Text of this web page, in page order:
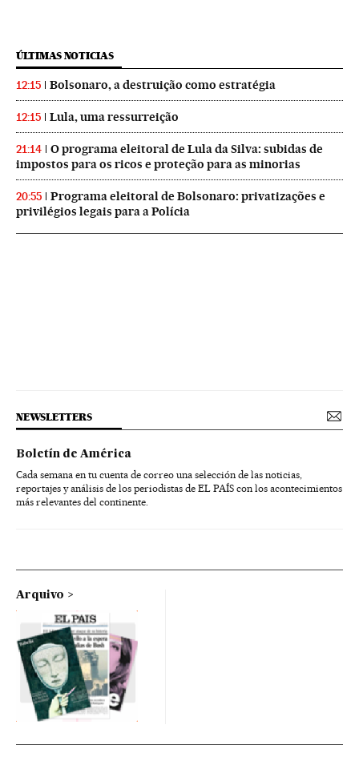
ÚLTIMAS NOTICIAS
12:15 Bolsonaro, a destruição como estratégia
12:15 Lula, uma ressurreição
21:14
O programa eleitoral de Lula da Silva: subidas de
impostos para os ricos e proteção para as minorias
20:55
Programa eleitoral de Bolsonaro: privatizações e
privilégios legais para a Polícia
NEWSLETTERS
Boletín de América
Cada semana en tu cuenta de correo una selección de las noticias,
reportajes y análisis de los periodistas de EL PAÍS con los acontecimientos
más relevantes del continente.
Arquivo